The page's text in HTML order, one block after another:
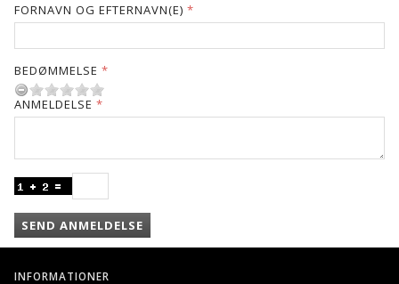
FORNAVN OG EFTERNAVN(E)
BEDØMMELSE
ANMELDELSE
SEND ANMELDELSE
INFORMATIONER